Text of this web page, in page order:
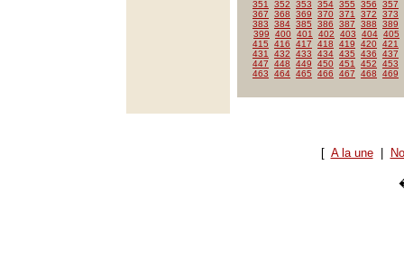
351
352 353 354 355 356
357
367
368 369 370 371 372
373
383
384 385 386 387 388
389
399
400 401 402 403 404 405
415
416 417 418 419 420 421
431
432 433 434 435 436
437
447
448 449 450 451 452
453
463
464 465 466 467 468 469
[ A la une|